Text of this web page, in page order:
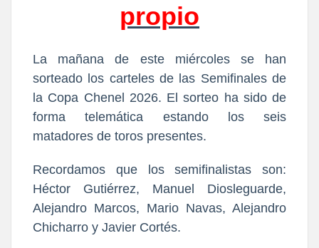
propio
La mañana de este miércoles se han
sorteado los carteles de las Semifinales de
la Copa Chenel 2026. El sorteo ha sido de
forma telemática estando los seis
matadores de toros presentes.
Recordamos que los semifinalistas son:
Héctor Gutiérrez, Manuel Diosleguarde,
Alejandro Marcos, Mario Navas, Alejandro
Chicharro y Javier Cortés.